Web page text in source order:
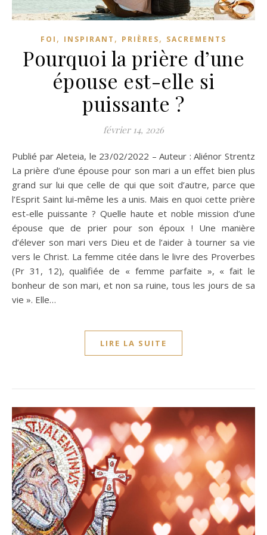
FOI , INSPIRANT , PRIÈRES, SACREMENTS
Pourquoi la prière d’une
épouse est-elle si
puissante ?
février 14, 2026
Publié par Aleteia, le 23/02/2022 – Auteur : Aliénor Strentz
La prière d’une épouse pour son mari a un effet bien plus
grand sur lui que celle de qui que soit d’autre, parce que
l’Esprit Saint lui-même les a unis. Mais en quoi cette prière
est-elle puissante ? Quelle haute et noble mission d’une
épouse que de prier pour son époux ! Une manière
d’élever son mari vers Dieu et de l’aider à tourner sa vie
vers le Christ. La femme citée dans le livre des Proverbes
(Pr 31, 12), qualifiée de « femme parfaite », « fait le
bonheur de son mari, et non sa ruine, tous les jours de sa
vie ». Elle…
LIRE LA SUITE